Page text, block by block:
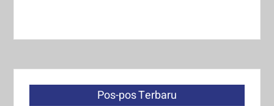
Pos-pos Terbaru